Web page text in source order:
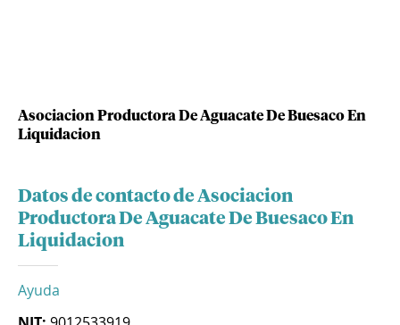
Asociacion Productora De Aguacate De Buesaco En
Liquidacion
Datos de contacto de Asociacion
Productora De Aguacate De Buesaco En
Liquidacion
Ayuda